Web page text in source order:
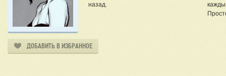
назад.
ДОБАВИТЬ В ИЗБРАННОЕ